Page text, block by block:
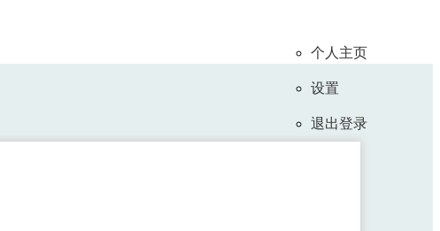
个人主页
设置
退出登录